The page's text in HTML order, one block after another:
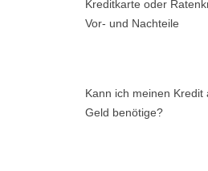
Kreditkarte oder
Vor- und Nachteile
Kann ich meinen
Geld benötige?